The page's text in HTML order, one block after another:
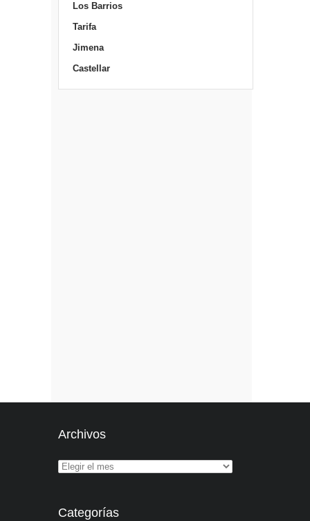
Los Barrios
Tarifa
Jimena
Castellar
Archivos
Categorías